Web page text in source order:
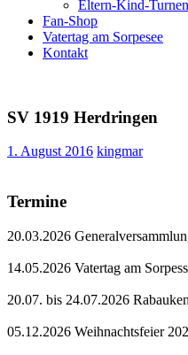
Eltern-Kind-Turnen
Fan-Shop
Vatertag am Sorpesee
Kontakt
SV 1919 Herdringen
1. August 2016 kingmar
Termine
20.03.2026
14.05.2026 Vatertag am
20.07. bis 24.07.2026
05.12.2026 Weihnachtsfeier